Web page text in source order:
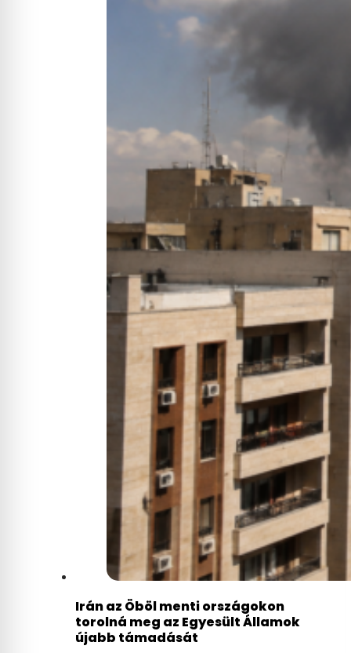
Irán az Öböl menti országokon
torolná meg az Egyesült Államok
újabb támadását